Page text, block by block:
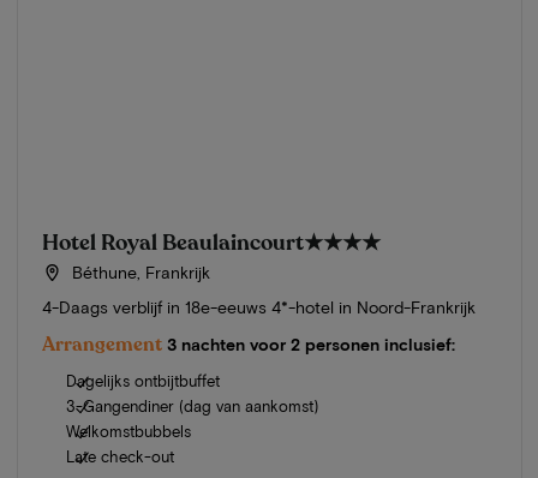
Hotel Royal Beaulaincourt★★★★
Béthune, Frankrijk
4-Daags verblijf in 18e-eeuws 4*-hotel in Noord-Frankrijk
Arrangement 3 nachten voor 2 personen inclusief:
Dagelijks ontbijtbuffet
3-Gangendiner (dag van aankomst)
Welkomstbubbels
Late check-out